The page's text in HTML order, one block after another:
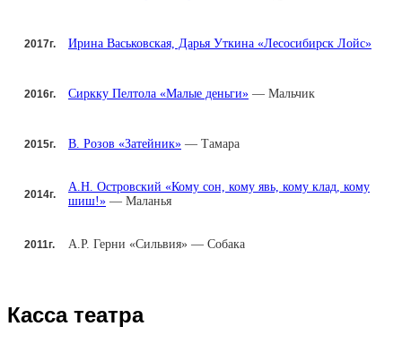
2017г. Ирина Васьковская, Дарья Уткина «Лесосибирск Лойс»
2016г. Сиркку Пелтола «Малые деньги» — Мальчик
2015г. В. Розов «Затейник» — Тамара
2014г.
А.Н. Островский «Кому сон, кому явь, кому клад, кому
шиш!» — Маланья
2011г. А.Р. Герни «Сильвия» — Собака
Касса театра